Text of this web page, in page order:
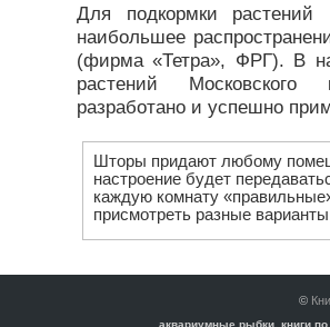
Для подкормки растений
наибольшее
(фирма «Тетра», ФРГ). В
растений Московского
разработано и успешно
Шторы придают любому
настроение будет
каждую комнату
присмотреть разные
©
аквариумные рыбки, книги